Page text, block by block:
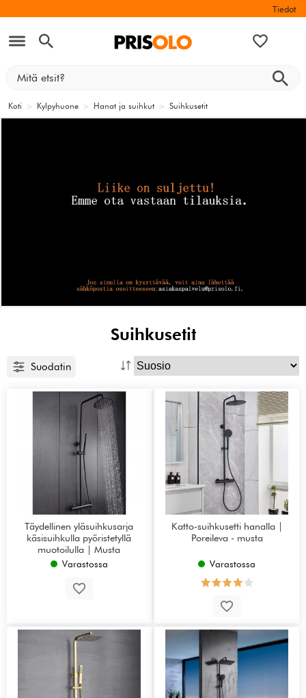
Tiedot
Koti > Kylpyhuone > Hanat ja suihkut > Suihkusetit
Suihkusetit
Suodatin
Täydellinen yläsuihkusarja
käsisuihkulla pyöristetyllä
muotoilulla | Musta
Varastossa
Katto-suihkusetti hanalla |
Poreileva - musta
Varastossa